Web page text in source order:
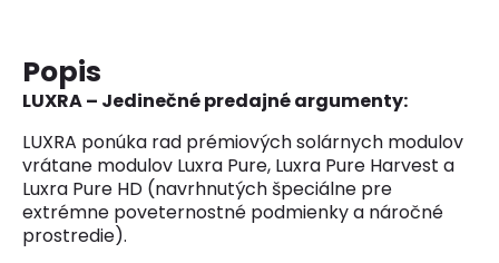
Popis
LUXRA – Jedinečné predajné argumenty:
LUXRA ponúka rad prémiových solárnych modulov
vrátane modulov Luxra Pure, Luxra Pure Harvest a
Luxra Pure HD (navrhnutých špeciálne pre
extrémne poveternostné podmienky a náročné
prostredie).